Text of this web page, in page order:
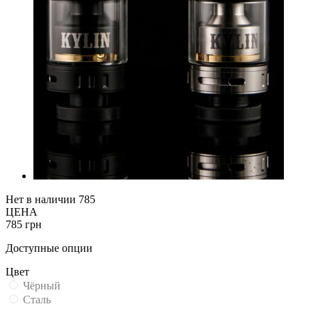
Нет в наличии 785
ЦЕНА
785 грн
Доступные опции
Цвет
Чёрный
Сталь